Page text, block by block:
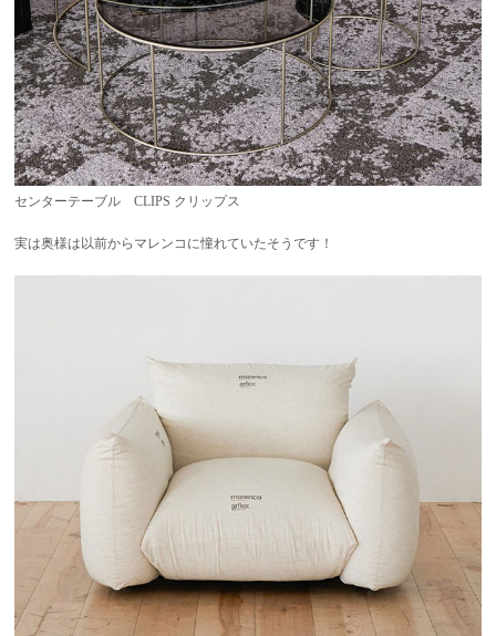
センターテーブル CLIPS クリップス
実は奥様は以前からマレンコに憧れていたそうです！